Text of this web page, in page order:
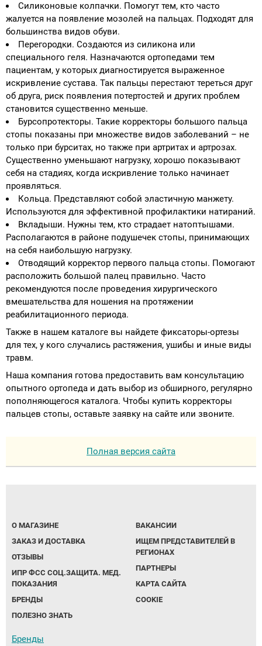
Силиконовые колпачки. Помогут тем, кто часто
жалуется на появление мозолей на пальцах. Подходят для
большинства видов обуви.
Перегородки. Создаются из силикона или
специального геля. Назначаются ортопедами тем
пациентам, у которых диагностируется выраженное
искривление сустава. Так пальцы перестают тереться друг
об друга, риск появления потертостей и других проблем
становится существенно меньше.
Бурсопротекторы. Такие корректоры большого пальца
стопы показаны при множестве видов заболеваний – не
только при бурситах, но также при артритах и артрозах.
Существенно уменьшают нагрузку, хорошо показывают
себя на стадиях, когда искривление только начинает
проявляться.
Кольца. Представляют собой эластичную манжету.
Используются для эффективной профилактики натираний.
Вкладыши. Нужны тем, кто страдает натоптышами.
Располагаются в районе подушечек стопы, принимающих
на себя наибольшую нагрузку.
Отводящий корректор первого пальца стопы. Помогают
расположить большой палец правильно. Часто
рекомендуются после проведения хирургического
вмешательства для ношения на протяжении
реабилитационного периода.
Также в нашем каталоге вы найдете фиксаторы-ортезы
для тех, у кого случались растяжения, ушибы и иные виды
травм.
Наша компания готова предоставить вам консультацию
опытного ортопеда и дать выбор из обширного, регулярно
пополняющегося каталога. Чтобы купить корректоры
пальцев стопы, оставьте заявку на сайте или звоните.
Полная версия сайта
О МАГАЗИНЕ
ЗАКАЗ И ДОСТАВКА
ОТЗЫВЫ
ИПР ФСС СОЦ.ЗАЩИТА. МЕД.
ПОКАЗАНИЯ
БРЕНДЫ
ПОЛЕЗНО ЗНАТЬ
ВАКАНСИИ
ИЩЕМ ПРЕДСТАВИТЕЛЕЙ В
РЕГИОНАХ
ПАРТНЕРЫ
КАРТА САЙТА
COOKIE
Бренды